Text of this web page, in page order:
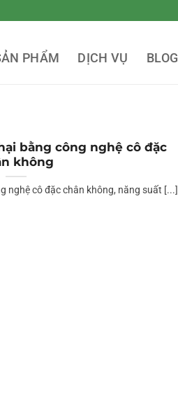
PHẨM DỊCH VỤ BLOG
bằng công nghệ cô đặc
không
nghệ cô đặc chân không, năng suất [...]